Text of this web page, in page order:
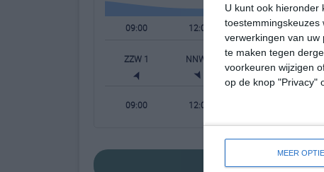
U kunt ook hieronder
toestemmingskeuzes
verwerkingen van uw
te maken tegen
voorkeuren wijzigen
op de knop "Privacy"
MEER
09:00 12:00 15:00
ZZW 1 NNW 4 NNW 3
09:00 12:00
bekijk de